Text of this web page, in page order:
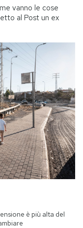
vanno le cose
al Post un ex
è più alta del